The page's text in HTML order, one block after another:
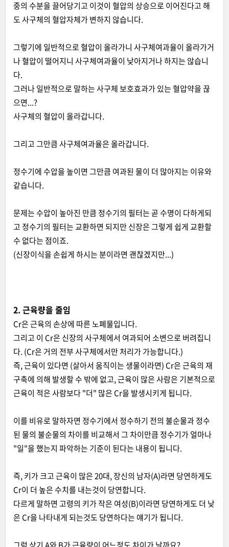
중의 수분을 끌어당기고 이것이 혈압의 상승으로 이어진다고 해
도 사구체의 혈압자체가 변하지 않습니다.
그렇기에 일반적으로 혈압이 올라가니 사구체여과율이 올라가거
나 혈압이 떨어지니 사구체여과율이 낮아지거나 하지는 않습니
다.
그러나 일반적으로 말하는 사구체 보호효과가 있는 혈압약을 끊
으면...?
사구체의 혈압이 올라갑니다.
그리고 그만큼 사구체여과율은 올라갑니다.
정수기에 수압을 높이면 그만큼 여과된 물이 더 많아지는 이유와
같습니다.
문제는 수압이 높아진 만큼 정수기의 필터는 곧 수명이 다하게되
고 정수기의 필터는 교환하면 되지만 신장은 그렇게 쉽게 교환할
수 없다는 점이죠.
(신장이식을 손쉽게 하시는 분이라면 괜찮겠지만...)
2. 근육량을 줄임
Cr은 근육의 손상에 따른 노폐물입니다.
그리고 이 Cr은 신장의 사구체에서 여과되어 소변으로 버려집니
다. (Cr은 거의 전부 사구체에서만 처리가 가능합니다.)
즉, 근육이 있다면 (살아서 움직이는 생물이라면) Cr은 근육의 재
구축에 의해 발생할 수 밖에 없고, 근육이 많은 사람은 기본적으로
근육이 적은 사람보다 "더" 많은 Cr을 발생시키게 됩니다.
이를 비유로 말하자면 정수기에서 정수하기 전의 불순물과 정수
된 물의 불순물의 차이를 비교해서 그 차이만큼 정수기가 얼마나
"일"을 했는지 파악하는 기준이 된다는 내용이 됩니다.
즉, 키가 크고 근육이 많은 20대, 장신의 남자(A)라면 당연하게도
Cr이 더 높은 수치를 내는것이 당연합니다.
다르게 말하면 고령의 키가 작은 여성(B)이라면 당연하게도 더 낮
은 Cr을 나타내게 되는것도 당연하다는 얘기가 됩니다.